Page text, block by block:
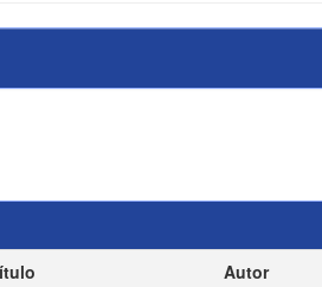
Autor